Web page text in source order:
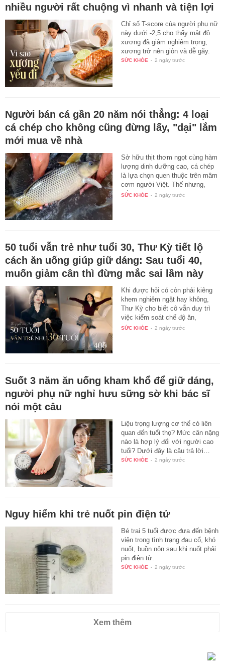
nhiều người rất chuộng vì nhanh và tiện lợi
Chỉ số T-score của người phụ nữ
này dưới -2,5 cho thấy mật độ
xương đã giảm nghiêm trọng,
xương trở nên giòn và dễ gãy.
SỨC KHỎE - 2 ngày trước
Người bán cá gần 20 năm nói thẳng: 4 loại
cá chép cho không cũng đừng lấy, "dại" lắm
mới mua về nhà
Sở hữu thịt thơm ngọt cùng hàm
lượng dinh dưỡng cao, cá chép
là lựa chọn quen thuộc trên mâm
cơm người Việt. Thế nhưng,
bất…
SỨC KHỎE - 2 ngày trước
50 tuổi vẫn trẻ như tuổi 30, Thư Kỳ tiết lộ
cách ăn uống giúp giữ dáng: Sau tuổi 40,
muốn giảm cân thì đừng mắc sai lầm này
Khi được hỏi có còn phải kiêng
khem nghiêm ngặt hay không,
Thư Kỳ cho biết cô vẫn duy trì
việc kiểm soát chế độ ăn,
nhưng…
SỨC KHỎE - 2 ngày trước
Suốt 3 năm ăn uống kham khổ để giữ dáng,
người phụ nữ nghỉ hưu sững sờ khi bác sĩ
nói một câu
Liệu trọng lượng cơ thể có liên
quan đến tuổi thọ? Mức cân nặng
nào là hợp lý đối với người cao
tuổi? Dưới đây là câu trả lời…
SỨC KHỎE - 2 ngày trước
Nguy hiểm khi trẻ nuốt pin điện tử
Bé trai 5 tuổi được đưa đến bệnh
viện trong tình trạng đau cổ, khó
nuốt, buồn nôn sau khi nuốt phải
pin điện tử.
SỨC KHỎE - 2 ngày trước
Xem thêm